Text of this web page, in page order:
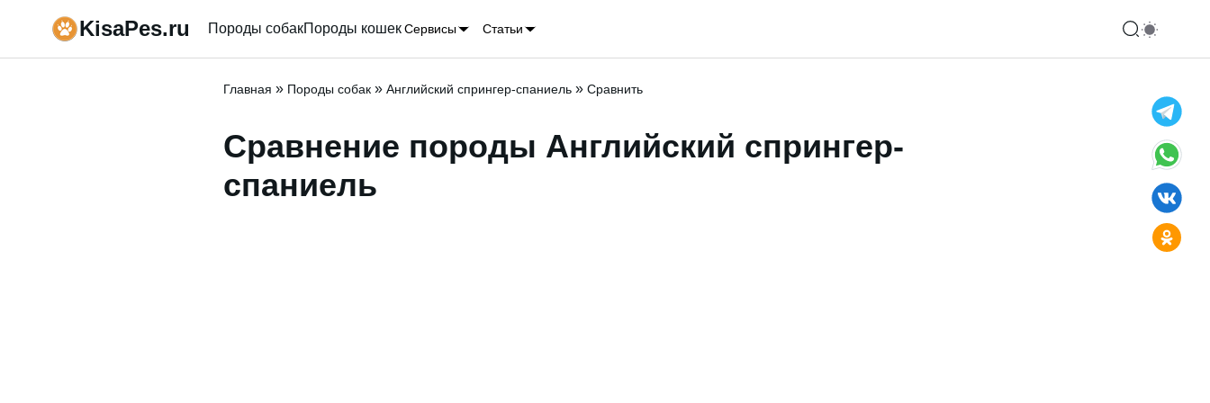
KisaPes.ru Породы собакПороды кошекСервисы Статьи
Главная » Породы собак » Английский спрингер-спаниель » Сравнить
Сравнение породы Английский спрингер-
спаниель